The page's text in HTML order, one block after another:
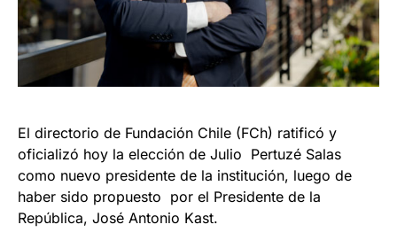
El directorio de Fundación Chile (FCh) ratificó y
oficializó hoy la elección de Julio Pertuzé Salas
como nuevo presidente de la institución, luego de
haber sido propuesto por el Presidente de la
República, José Antonio Kast.